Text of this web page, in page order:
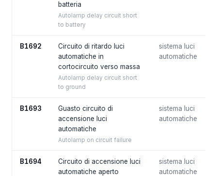
batteria
Autolamp delay circuit short
to battery
B1692
Circuito di ritardo luci
automatiche in
cortocircuito verso massa
Autolamp delay circuit short
to ground
sistema luci
automatiche
B1693
Guasto circuito di
accensione luci
automatiche
Autolamp on circuit failure
sistema luci
automatiche
B1694
Circuito di accensione luci
automatiche aperto
sistema luci
automatiche